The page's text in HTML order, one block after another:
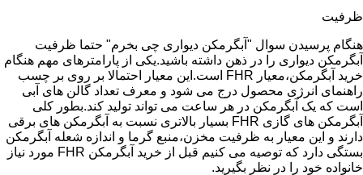
ظرفیت
هنگام پرسیدن سوال "آبگرمکن دیواری چی بخرم" حتما ظرفیت
آبگرمکن دیواری را در ذهن داشته باشید.یکی از پارامترهای مهم هنگام
خرید آبگرمکن،معیار FHR است.این معیار احتمالا بر روی بر چسب
راهنمای انرژی محصول درج می شود و معرف تعداد گالن های آبی
است که یک آبگرمکن در هر ساعت می تواند تولید کند.بطور کلی
آبگرمکن های گازی FHR بسیار بالاتری نسبت به آبگرمکن های برقی
دارند و این معیار به ظرفیت مخزن،منبع گرما و اندازه شعله آبگرمکن
بستگی دارد که توصیه می کنیم قبل از خرید آبگرمکن FHR مورد نیاز
خانواده خود را در نظر بگیرید.